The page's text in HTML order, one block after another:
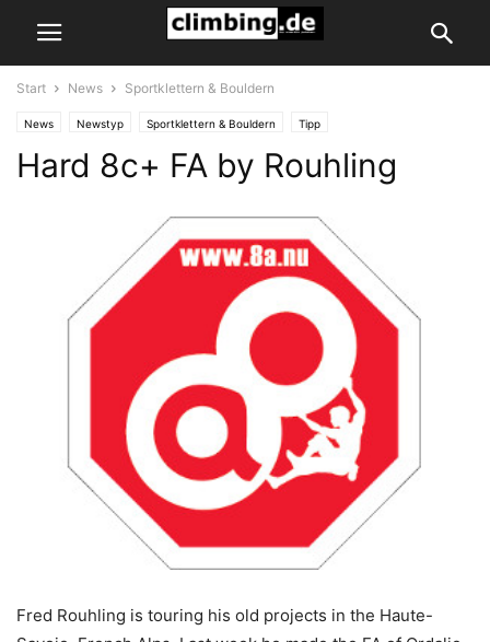
Start News Sportklettern & Bouldern
News Newstyp Sportklettern & Bouldern Tipp
Hard 8c+ FA by Rouhling
Fred Rouhling is touring his old projects in the Haute-